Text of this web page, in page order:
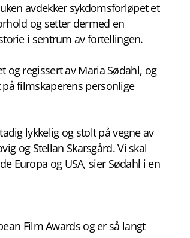
avdekker sykdomsforløpet et
og setter dermed en
i sentrum av fortellingen.
og regissert av Maria Sødahl, og
filmskaperens personlige
lykkelig og stolt på vegne av
og Stellan Skarsgård. Vi skal
Europa og USA, sier Sødahl i en
Film Awards og er så langt